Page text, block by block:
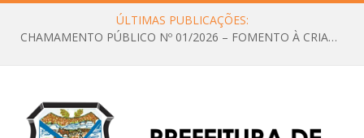
ÚLTIMAS PUBLICAÇÕES:
CHAMAMENTO PÚBLICO Nº 01/2026 – FOMENTO À CRIAÇÃO E A CIRCULAÇÃO DE PRODUÇÕES CULTURAIS – Aldir Blanc